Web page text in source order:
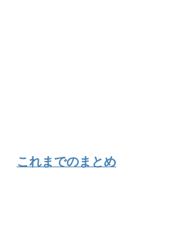
これまでのまとめ